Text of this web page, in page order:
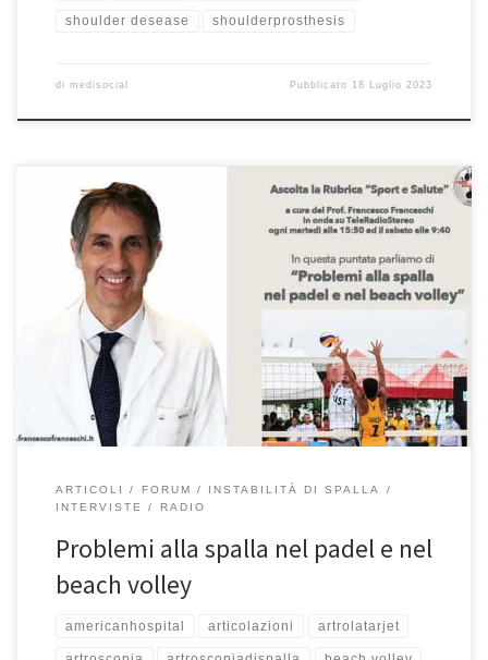
shoulder desease shoulderprosthesis
di medisocial Pubblicato 18 Luglio 2023
Problemi alla spalla nel padel e nel beach volley – Prof. Francesco
Franceschi ortopedico spalla, ginocchio e anca a Roma Ospedale
San Pietro Fatebenefratelli – Rubrica “Sport e Salute” in onda su
Teleradiostereo ogni martedì e sabato. Puntata del 23/7/2022. Se
avete perso questa intervista, riascoltatela qui. Buon ascolto!
Professore […]
ARTICOLI FORUM
INSTABILITÀ DI SPALLA
INTERVISTE
RADIO
Problemi alla spalla nel padel e nel
beach volley
americanhospital articolazioni artrolatarjet